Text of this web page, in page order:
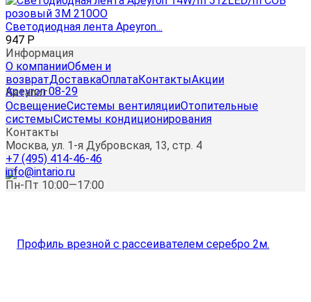
Светодиодная лента Apeyron...
947 Р
Информация
О компанииОбмен и
возвратДоставкаОплатаКонтактыАкции
Каталог
ОсвещениеСистемы вентиляцииОтопительные
системыСистемы кондиционирования
Контакты
Москва, ул. 1-я Дубровская, 13, стр. 4
+7 (495) 414-46-46
info@intario.ru
Пн-Пт 10:00—17:00